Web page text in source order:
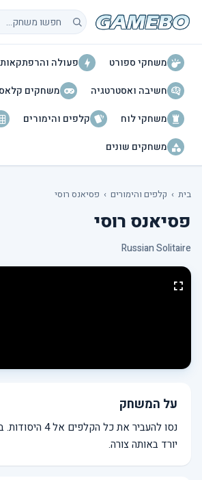
חיפוש משחקים
משחקי ספורט
פעולה והרפתקאות
חשיבה ואסטרטגיה
משחקים
משחקי לוח
קלפים והימורים
משחקים שונים
בית › קלפים והימורים › פסיאנס רוסי
פסיאנס רוסי
Russian Solitaire
על המשחק
נסו להעביר את כל
יורד באותה צורה.